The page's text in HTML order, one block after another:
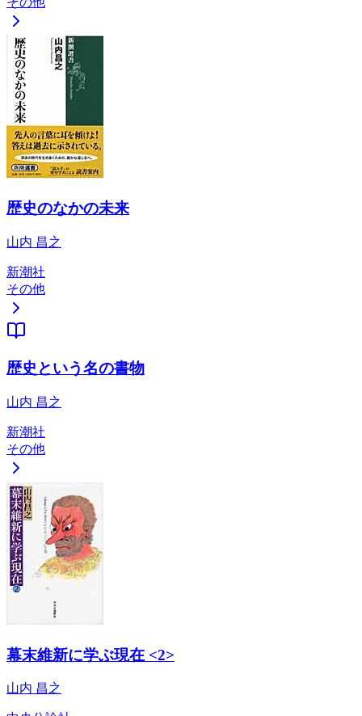
歴史のなかの未来
山内 昌之
新潮社
その他
歴史という名の書物
山内 昌之
新潮社
その他
幕末維新に学ぶ現在 <2>
山内 昌之